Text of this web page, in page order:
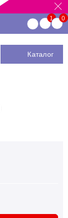
Каталог